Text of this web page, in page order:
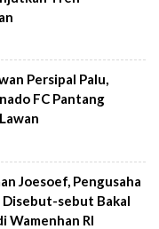
Persipal Palu,
FC Pantang
Joesoef, Pengusaha
Disebut-sebut Bakal
Wamenhan RI